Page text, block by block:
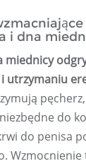
i dna
miednicy
utrzymaniu
niezbędne do
do penisa